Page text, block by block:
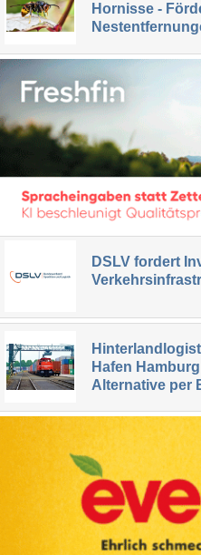
Hornisse -
DSLV fordert
Hafen
Alternative per